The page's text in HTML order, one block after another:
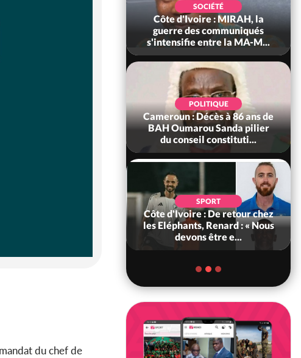
du chef de
d'Ivoire : Man, deux
périssent dans un
SOCIÉTÉ
Côte d'Ivoire : MIRAH, la
guerre des communiqués
s'intensifie entre la MA-M...
POLITIQUE
Cameroun : Décès à 86 ans de
BAH Oumarou Sanda pilier
du conseil constituti...
SPORT
Côte d'Ivoire : De retour chez
les Eléphants, Renard : « Nous
devons être e...